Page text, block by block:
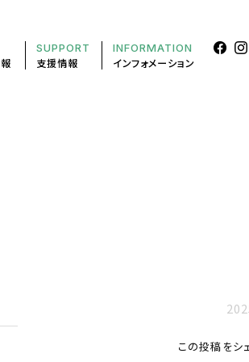
SUPPORT
支援情報
INFORMATION
インフォメーション
この投稿をシ